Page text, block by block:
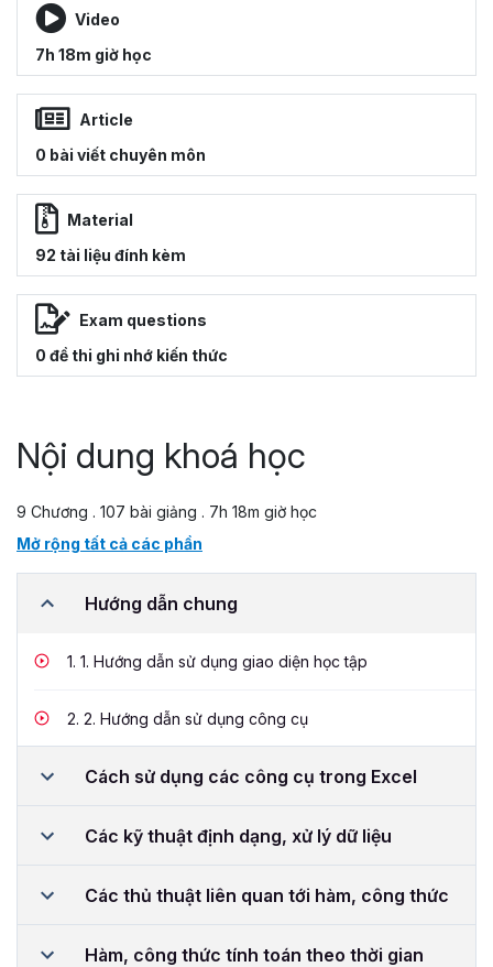
Video
7h 18m giờ học
Article
0 bài viết chuyên môn
Material
92 tài liệu đính kèm
Exam questions
0 đề thi ghi nhớ kiến thức
Nội dung khoá học
9 Chương . 107 bài giảng . 7h 18m giờ học
Mở rộng tất cả các phần
Hướng dẫn chung
1. 1. Hướng dẫn sử dụng giao diện học tập
2. 2. Hướng dẫn sử dụng công cụ
Cách sử dụng các công cụ trong Excel
Các kỹ thuật định dạng, xử lý dữ liệu
Các thủ thuật liên quan tới hàm, công thức
Hàm, công thức tính toán theo thời gian